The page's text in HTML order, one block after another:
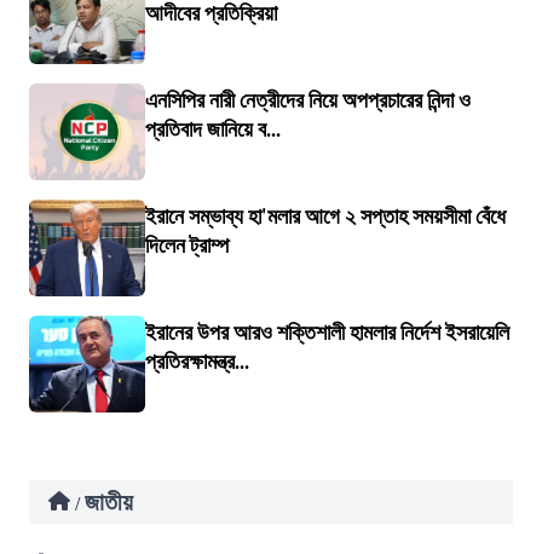
আদীবের প্রতিক্রিয়া
এনসিপির নারী নেত্রীদের নিয়ে অপপ্রচারের নিন্দা ও
প্রতিবাদ জানিয়ে ব...
ইরানে সম্ভাব্য হা'মলার আগে ২ সপ্তাহ সময়সীমা বেঁধে
দিলেন ট্রাম্প
ইরানের উপর আরও শক্তিশালী হামলার নির্দেশ ইসরায়েলি
প্রতিরক্ষামন্ত্র...
/ জাতীয়